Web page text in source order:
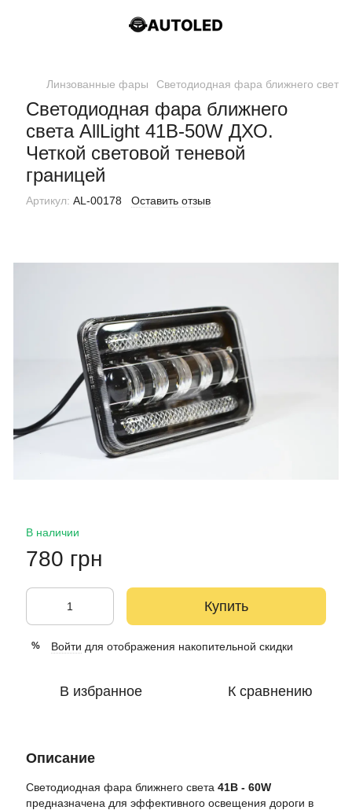
Линзованные фары Светодиодная фара ближнего света
Светодиодная фара ближнего
света AllLight 41B-50W ДХО.
Четкой световой теневой
границей
Артикул: AL-00178 Оставить отзыв
В наличии
780 грн
Купить
% Войти для отображения накопительной скидки
В избранное К сравнению
Описание
Светодиодная фара ближнего света 41B - 60W
предназначена для эффективного освещения дороги в